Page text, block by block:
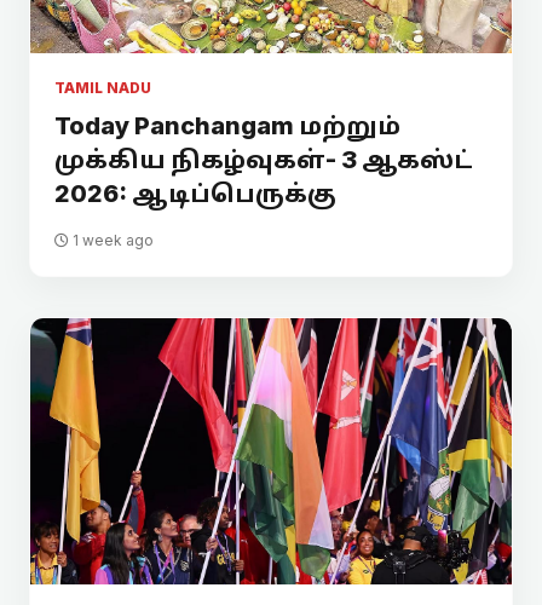
TAMIL NADU
Today Panchangam மற்றும்
முக்கிய நிகழ்வுகள்- 3 ஆகஸ்ட்
2026: ஆடிப்பெருக்கு
1 week ago